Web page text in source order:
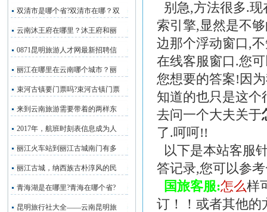
双清市是哪个省?双清市在哪？双
云南沐王府在哪里？沐王府和丽
0871昆明旅游人才网最新招聘信
丽江在哪里在云南哪个城市？丽
束河古镇要门票吗?束河古镇门票
来到云南旅游需要带着的两样东
2017年，航班时刻表信息成为人
丽江火车站到丽江古城南门有多
丽江古城，纳西族古朴淳风的民
青海湖是在哪里?青海在哪个省?
昆明旅行社大全——云南昆明旅
别急,方法很多.
索引擎,显然是不
边那个浮动窗口,
在线客服窗口.您
您想要的答案!因
知道的也只是这
去问一个大夫关于
了.呵呵!!
以下是本站客服
答记录,您可以参
国旅客服:怎么样
订！！或者其他的